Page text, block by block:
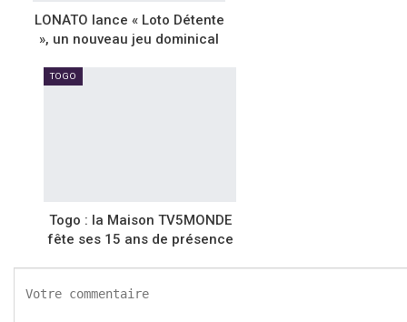
LONATO lance « Loto Détente
», un nouveau jeu dominical
TOGO
Togo : la Maison TV5MONDE
fête ses 15 ans de présence